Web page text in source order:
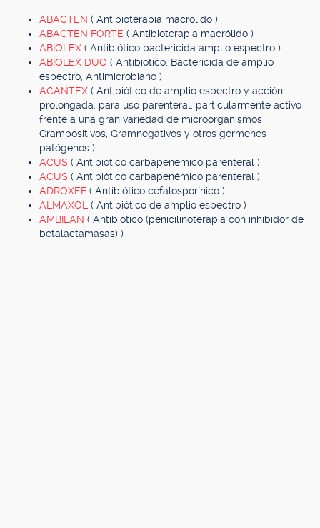
ABACTEN ( Antibioterapia macrólido )
ABACTEN FORTE ( Antibioterapia macrólido )
ABIOLEX ( Antibiótico bactericida amplio espectro )
ABIOLEX DUO ( Antibiótico, Bactericida de amplio
espectro, Antimicrobiano )
ACANTEX ( Antibiótico de amplio espectro y acción
prolongada, para uso parenteral, particularmente activo
frente a una gran variedad de microorganismos
Grampositivos, Gramnegativos y otros gérmenes
patógenos )
ACUS ( Antibiótico carbapenémico parenteral )
ACUS ( Antibiótico carbapenémico parenteral )
ADROXEF ( Antibiótico cefalosporínico )
ALMAXOL ( Antibiótico de amplio espectro )
AMBILAN ( Antibiótico (penicilinoterapia con inhibidor de
betalactamasas) )